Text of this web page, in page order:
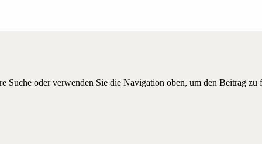
Suche oder verwenden Sie die Navigation oben, um den Beitrag zu